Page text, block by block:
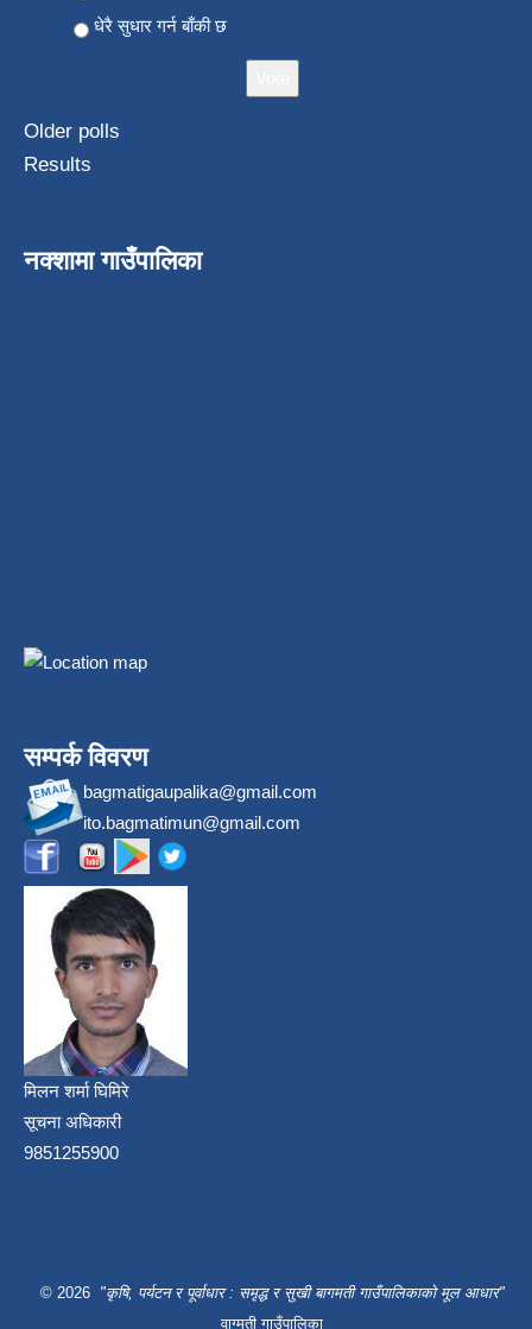
धेरै सुधार गर्न बाँकी छ
Older polls
Results
नक्शामा गाउँपालिका
सम्पर्क विवरण
bagmatigaupalika@gmail.com
ito.bagmatimun@gmail.com
मिलन शर्मा घिमिरे
सूचना अधिकारी
9851255900
© 2026 "कृषि, पर्यटन र पूर्वाधार : समृद्ध र सुखी बागमती गाउँपालिकाको मूल आधार"
वाग्मती गाउँपालिका